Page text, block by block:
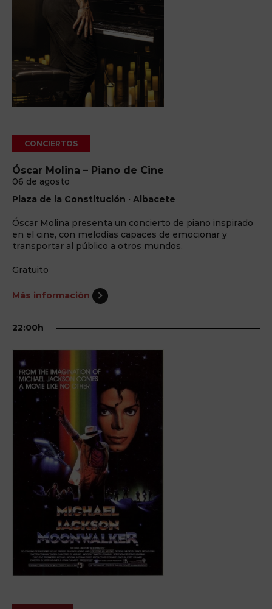
CONCIERTOS
Óscar Molina – Piano de Cine
06 de agosto
Plaza de la Constitución · Albacete
Óscar Molina presenta un concierto de piano inspirado
en el cine, con melodías capaces de emocionar y
transportar al público a otros mundos.
Gratuito
Más información
22:00h